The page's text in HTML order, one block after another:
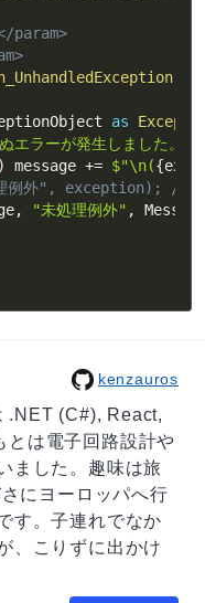
param>
(
as
エラーが発生しました。
) message += $"\n({
外", exception); // 適
, "未処理例外" ,
kenzauros
.NET (C#), React,
とは電子回路設計や
ました。趣味は旅
にヨーロッパへ行
す。子連れでなか
、こりずに出かけ